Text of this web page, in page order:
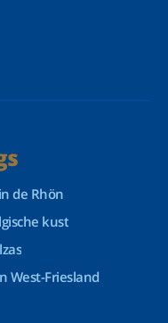
de Rhön
kust
West-Friesland